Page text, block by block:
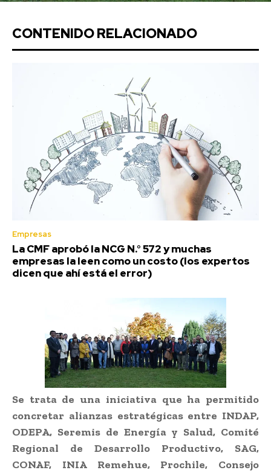
CONTENIDO RELACIONADO
Empresas
La CMF aprobó la NCG N.° 572 y muchas
empresas la leen como un costo (los expertos
dicen que ahí está el error)
Se trata de una iniciativa que ha permitido
concretar alianzas estratégicas entre INDAP,
ODEPA, Seremis de Energía y Salud, Comité
Regional de Desarrollo Productivo, SAG,
CONAF, INIA Remehue, Prochile, Consejo